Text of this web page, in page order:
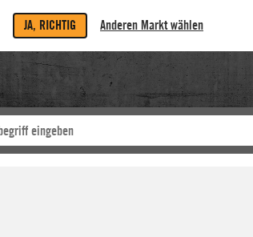
JA, RICHTIG Anderen Markt wählen